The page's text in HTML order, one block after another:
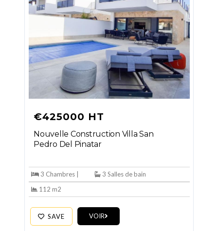
€425000 HT
Nouvelle Construction Villa San
Pedro Del Pinatar
3 Chambres |
3 Salles de bain
112 m2
SAVE VOIR